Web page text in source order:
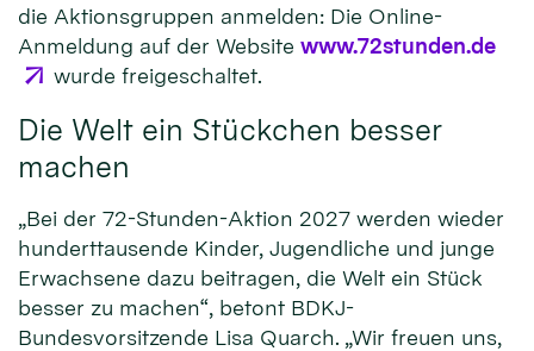
die Aktionsgruppen anmelden: Die Online-
Anmeldung auf der Website www.72stunden.de
wurde freigeschaltet.
Die Welt ein Stückchen besser
machen
„Bei der 72-Stunden-Aktion 2027 werden wieder
hunderttausende Kinder, Jugendliche und junge
Erwachsene dazu beitragen, die Welt ein Stück
besser zu machen“, betont BDKJ-
Bundesvorsitzende Lisa Quarch. „Wir freuen uns,